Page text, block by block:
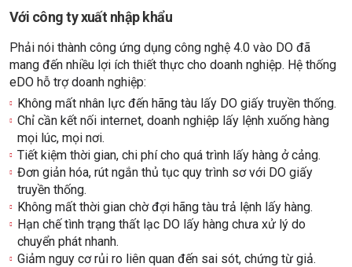
Với công ty xuất nhập khẩu
Phải nói thành công ứng dụng công nghệ 4.0 vào DO đã
mang đến nhiều lợi ích thiết thực cho doanh nghiệp. Hệ thống
eDO hỗ trợ doanh nghiệp:
Không mất nhân lực đến hãng tàu lấy DO giấy truyền thống.
Chỉ cần kết nối internet, doanh nghiệp lấy lệnh xuống hàng
mọi lúc, mọi nơi.
Tiết kiệm thời gian, chi phí cho quá trình lấy hàng ở cảng.
Đơn giản hóa, rút ngắn thủ tục quy trình sơ với DO giấy
truyền thống.
Không mất thời gian chờ đợi hãng tàu trả lệnh lấy hàng.
Hạn chế tình trạng thất lạc DO lấy hàng chưa xử lý do
chuyển phát nhanh.
Giảm nguy cơ rủi ro liên quan đến sai sót, chứng từ giả.